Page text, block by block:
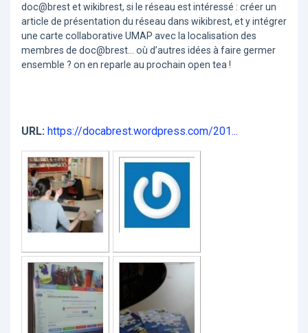
doc@brest et wikibrest, si le réseau est intéressé : créer un
article de présentation du réseau dans wikibrest, et y intégrer
une carte collaborative UMAP avec la localisation des
membres de doc@brest… où d’autres idées à faire germer
ensemble ? on en reparle au prochain open tea !
URL: https://docabrest.wordpress.com/201...